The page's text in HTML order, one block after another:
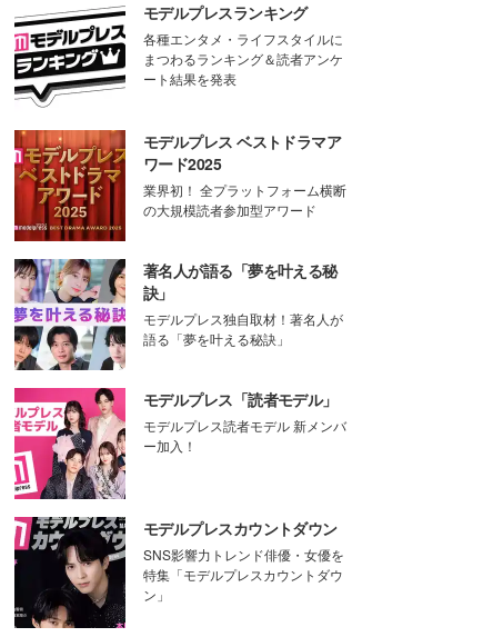
モデルプレスランキング
各種エンタメ・ライフスタイルに
まつわるランキング＆読者アンケ
ート結果を発表
モデルプレス ベストドラマア
ワード2025
業界初！ 全プラットフォーム横断
の大規模読者参加型アワード
著名人が語る「夢を叶える秘
訣」
モデルプレス独自取材！著名人が
語る「夢を叶える秘訣」
モデルプレス「読者モデル」
モデルプレス読者モデル 新メンバ
ー加入！
モデルプレスカウントダウン
SNS影響力トレンド俳優・女優を
特集「モデルプレスカウントダウ
ン」